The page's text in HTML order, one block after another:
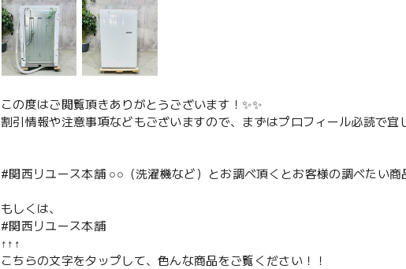
この度はご閲覧頂きありがとうございます！✨✨
割引情報や注意事項などもございますので、まずはプロフィール必読で宜
#関西リユース本舗 ○○（洗濯機など）とお調べ頂くとお客様の調べたい商
もしくは、
#関西リユース本舗
↑↑↑
こちらの文字をタップして、色んな商品をご覧ください！！